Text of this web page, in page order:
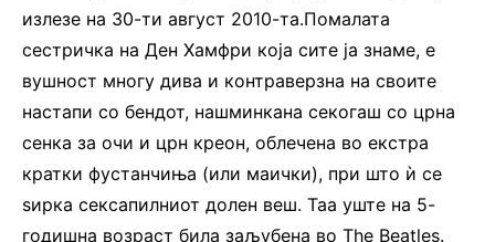
излезе на 30-ти август 2010-та.Помалата
сестричка на Ден Хамфри која сите ја знаме, е
вушност многу дива и контраверзна на своите
настапи со бендот, нашминкана секогаш со црна
сенка за очи и црн креон, облечена во екстра
кратки фустанчиња (или маички), при што ѝ се
ѕирка сексапилниот долен веш. Таа уште на 5-
годишна возраст била заљубена во The Beatles.